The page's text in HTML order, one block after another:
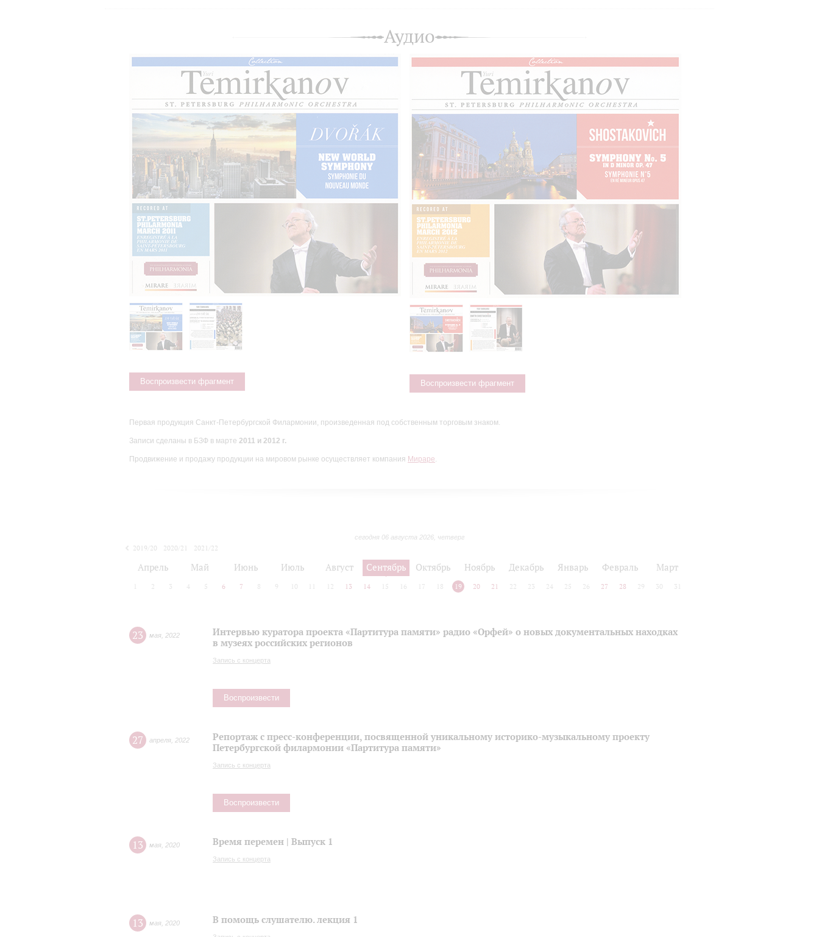
Аудио
Воспроизвести фрагмент Воспроизвести фрагмент
Первая продукция Санкт-Петербургской Филармонии, произведенная под собственным торговым знаком.
Записи сделаны в БЗФ в марте 2011 и 2012 г.
Продвижение и продажу продукции на мировом рынке осуществляет компания Мираре.
сегодня 06 августа 2026, четверг
2019/20 2020/21 2021/22
Апрель Май Июнь Июль Август Сентябрь Октябрь Ноябрь Декабрь Январь Февраль Март
2 3 4 5 6 7 8 9 10 12 13 14 15 16 17 18 19 20 21 22 23 24 25 26 27 28 29 30 31
23 мая 2022
Интервью куратора проекта «Партитура памяти» радио «Орфей» о новых документальных находках
в музеях российских регионов
Запись с концерта
Воспроизвести
27 апреля 2022
Репортаж с пресс-конференции, посвященной уникальному историко-музыкальному проекту
Петербургской филармонии «Партитура памяти»
Запись с концерта
Воспроизвести
13 мая 2020 Время перемен | Выпуск 1
Запись с концерта
13 мая 2020 В помощь слушателю. лекция 1